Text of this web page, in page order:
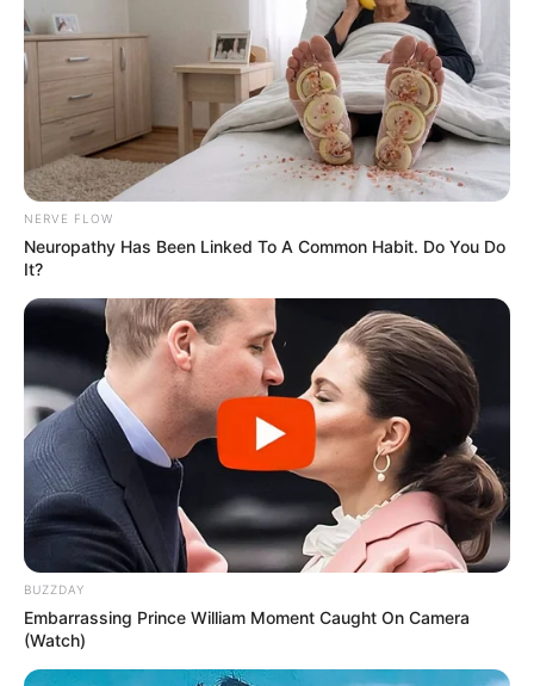
NERVE FLOW
Neuropathy Has Been Linked To A Common Habit. Do You Do
It?
BUZZDAY
Embarrassing Prince William Moment Caught On Camera
(Watch)